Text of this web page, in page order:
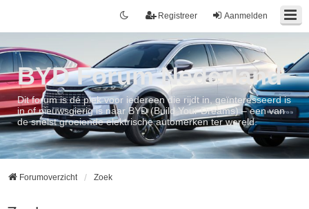
Aanmelden
Registreer
BYD Forum Nederland
Dit forum is dé plek voor iedereen die rijdt in, geïnteresseerd is
in of nieuwsgierig is naar BYD (Build Your Dreams) – een van
de snelst groeiende elektrische automerken ter wereld.
Forumoverzicht Zoek